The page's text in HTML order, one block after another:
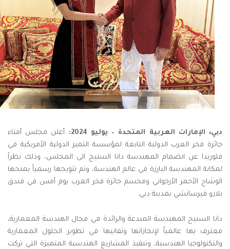
دبي، الإمارات العربية المتحدة – يوليو 2024:
أعلن مجلس أمناء
جائزة فخر العرب الدولية التابعة لمؤسسة التميز الدولية الأمريكية في
فلوريدا عن انضمام المهندسة دانا السنيح الى المجلس، وذلك نظراً
لمكانة المهندسة البارزة في عالم الهندسة، وتم تتويجها رسمياً بمنحها
الوشاح الأحمر الأرجواني ومجسم جائزة فخر العرب يوم أمس في فندق
بلازو فيرساتشي بمدينة دبي.
دانا السنيح المهندسة المبدعة والرائدة في مجال الهندسة المعمارية،
معترف بها عالمياً لإنجازاتها وتفانيها في تطوير الحلول المعمارية
والتكنولوجيا الهندسية، وتنفيذ المشاريع الهندسية المتميزة التي تركت